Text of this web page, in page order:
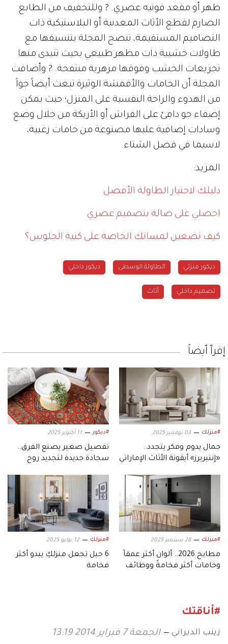
ظهر أو مقعد فوتيه عصري. ? وللتخفيف من الطابع
الصارم لقطع الأثاث المعدنية أو البلاستيكية ذات
التصاميم المستقيمة، تنصح المجلة بتنسيقها مع
طاولات خشبية ذات مظهر طبيعي بحيث تتبدى منها
تجزيعات الخشب وفوقها مزهرية منتفخة. ? وأضافت
المجلة أن الخامات والأقمشة الوثيرة تبعث أيضاً جواً
من الهدوء والراحة النفسية على المنزل؛ حيث يمكن
إضفاء جو دافئ على الفراش أو الأريكة من خلال وضع
وسادات إضافية عليها مصنوعة من خامات زغبية،
لاسيما في فصل الشتاء.
المزيد:
دليلك لاختيار الطاولة الأفضل
احصلي على صالة بتصميم عصري
كيف تضعين لمساتك الخاصة على كنبة الجلوس؟
ديكور منزلي الطاولة الوسطى ديكور داخلي
تصميم داخلي أثاث
إقرأ أيضاً
#منزلك 03 نوفمبر 2025
جمال يدوم وفكر يتجدد..
«إنتيريرز» أيقونة الأثاث الإماراتي
#ديكور 11 أكتوبر 2025
تفصيل صغير يصنع الفرق..
سجادة جديدة لتجديد روح
#منزلك 28 سبتمبر 2025
مطابخ 2026.. ألوان أكثر عمقاً
وخامات أكثر فخامةً ووظائف
#منزلك 12 يوليو 2025
6 حيل تجعل منزلكِ يبدو أكثر
فخامة
#أناقتك
زينب الديراني الجمعة 7 فبراير 2014 13:19